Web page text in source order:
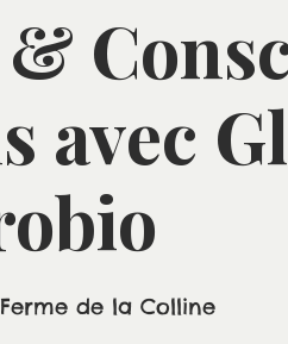
avec
de la Colline